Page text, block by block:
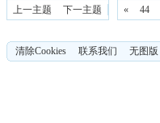
上一主题 下一主题 « 44
清除Cookies 联系我们 无图版